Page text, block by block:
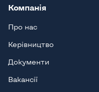
Компанія
Про нас
Керівництво
Документи
Вакансії